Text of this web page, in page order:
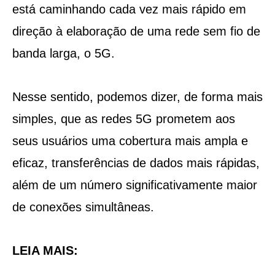
está caminhando cada vez mais rápido em
direção à elaboração de uma rede sem fio de
banda larga, o 5G.
Nesse sentido, podemos dizer, de forma mais
simples, que as redes 5G prometem aos
seus usuários uma cobertura mais ampla e
eficaz, transferências de dados mais rápidas,
além de um número significativamente maior
de conexões simultâneas.
LEIA MAIS: